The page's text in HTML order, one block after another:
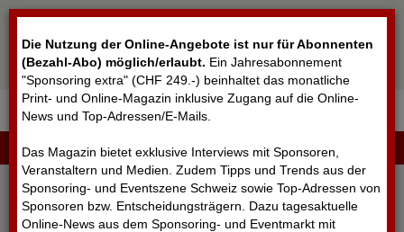
Die Nutzung der Online-Angebote ist nur für Abonnenten
(Bezahl-Abo) möglich/erlaubt. Ein Jahresabonnement
"Sponsoring extra" (CHF 249.-) beinhaltet das monatliche
Print- und Online-Magazin inklusive Zugang auf die Online-
News und Top-Adressen/E-Mails.
Das Magazin bietet exklusive Interviews mit Sponsoren,
Veranstaltern und Medien. Zudem Tipps und Trends aus der
Sponsoring- und Eventszene Schweiz sowie Top-Adressen von
Sponsoren bzw. Entscheidungsträgern. Dazu tagesaktuelle
Online-News aus dem Sponsoring- und Eventmarkt mit
LOGIN
Cookie-Einstellungen